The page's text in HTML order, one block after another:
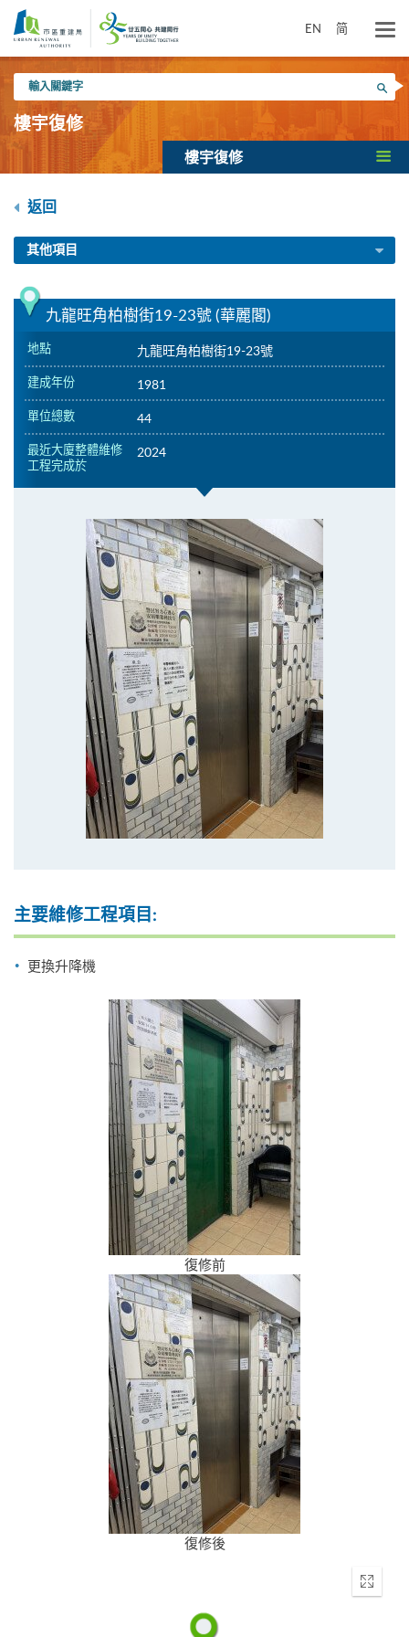
內
EN 简
入
關
鍵
搜尋
樓宇復修
樓宇復修
返回
其他項目
九龍旺角柏樹街19-23號 (華麗閣)
地點 九龍旺角柏樹街19-23號
建成年份 1981
單位總數 44
最近大廈整體維修
工程完成於
2024
主要維修工程項目:
更換升降機
復修前
復修後
Enter